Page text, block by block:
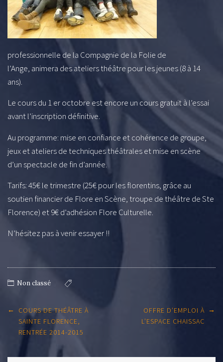
professionnelle de la Compagnie de la Folie de
l’Ange, animera des ateliers théâtre pour les jeunes (8 à 14
ans).
Le cours du 1 er octobre est encore un cours gratuit à l’essai
avant l’inscription définitive.
Au programme: mise en confiance et cohérence de groupe,
jeux et ateliers de techniques théâtrales et mise en scène
d’un spectacle de fin d’année.
Tarifs: 45€ le trimestre (25€ pour les florentins, grâce au
soutien financier de Flore en Scène, troupe de théâtre de Ste
Florence) et 9€ d’adhésion Flore Culturelle.
N’hésitez pas à venir essayer !!
Non classé
Post
navigation
←
COURS DE THÉÂTRE À
SAINTE FLORENCE,
RENTRÉE 2014-2015
OFFRE D’EMPLOI À
L’ESPACE CHAISSAC
→